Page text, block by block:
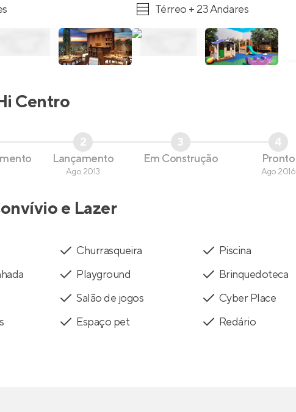
Térreo + 23 Andares
Centro
2
Lançamento
Ago 2013
3
Em Construção
4
Pronto
Ago 2016
e Lazer
Churrasqueira
Piscina
Playground
Brinquedoteca
Salão de jogos
Cyber Place
Espaço pet
Redário